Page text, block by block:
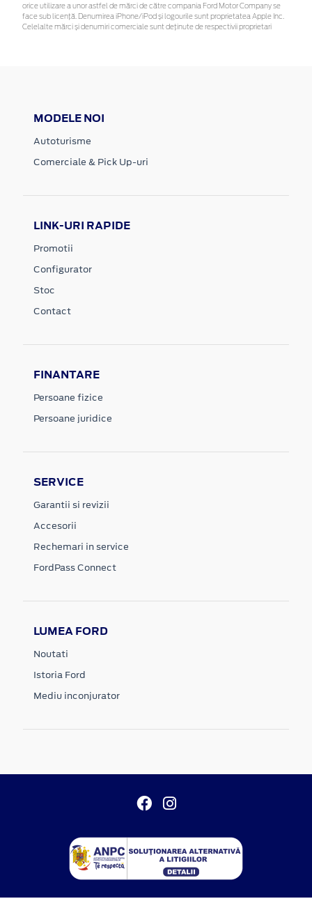
orice utilizare a unor astfel de mărci de către compania Ford Motor Company se
face sub licență. Denumirea iPhone/iPod și logourile sunt proprietatea Apple Inc.
Celelalte mărci și denumiri comerciale sunt deținute de respectivii proprietari
MODELE NOI
Autoturisme
Comerciale & Pick Up-uri
LINK-URI RAPIDE
Promotii
Configurator
Stoc
Contact
FINANTARE
Persoane fizice
Persoane juridice
SERVICE
Garantii si revizii
Accesorii
Rechemari in service
FordPass Connect
LUMEA FORD
Noutati
Istoria Ford
Mediu inconjurator